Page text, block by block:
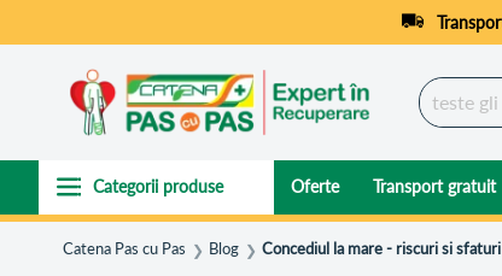
Oferte Transport gratuit
Catena Pas cu Pas ❯ Blog ❯ Concediul la mare - riscuri si